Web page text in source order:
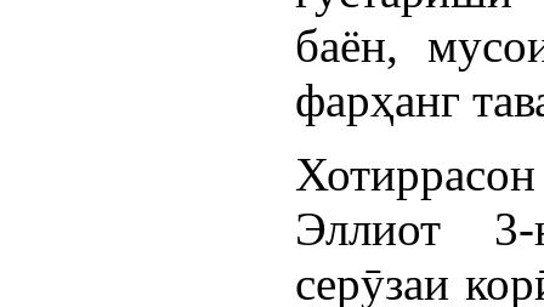
баён,
фарҳанг
Эллиот
серӯзаи